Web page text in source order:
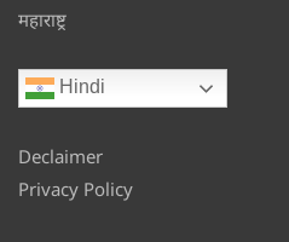
महाराष्ट्र
Hindi
Declaimer
Privacy Policy